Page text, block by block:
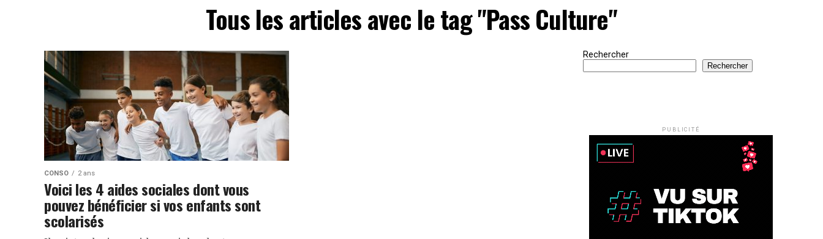
Tous les articles avec le tag "Pass Culture"
CONSO 2 ans
Voici les 4 aides sociales dont vous
pouvez bénéficier si vos enfants sont
scolarisés
Rechercher
Rechercher
PUBLICITÉ